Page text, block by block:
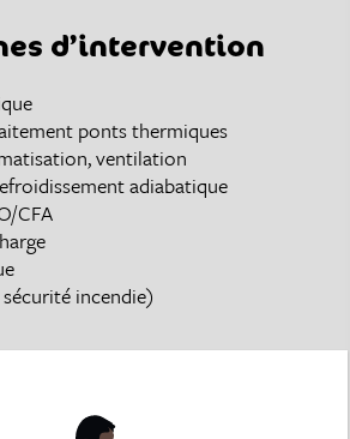
d’intervention
ponts thermiques
ventilation
adiabatique
CFA
incendie)